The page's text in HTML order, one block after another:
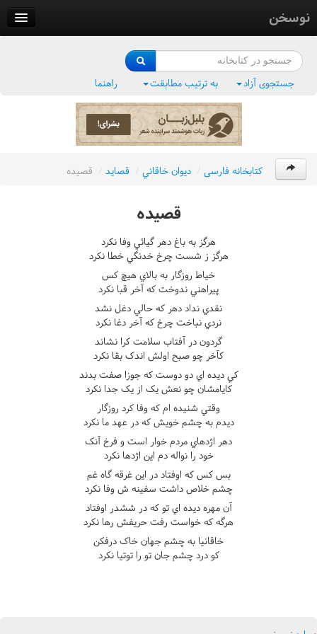
نوسخن
فرهنگ واژگان
جستجوی آزاد به ترتیب مطابقت راهنما
کتابخانه فارسی / ديوان خاقاني / قصايد / قصيده
قصيده
هرگز به باغ دهر گيائي وفا نکرد
هرگز ز شست چرخ خدنگي خطا نکرد
خياط روزگار به بالاي هيچ کس
پيراهني ندوخت که آخر قبا نکرد
نقدي نداد دهر که حالي دغل نشد
نردي نباخت چرخ که آخر دغا نکرد
گردون در آفتاب سلامت کرا نشاند
کآخر چو صبح اولش اندک بقا نکرد
کي ديده اي دو دوست که جوزا صفت بدند
کايامشان چو نعش يک از يک جدا نکرد
وقتي شنيده ام که وفا کرد روزگار
ديدم به چشم خويش که در عهد ما نکرد
دهر اژدهاي مردم خوار است و فرخ آنک
خود را نواله دم اين اژدها نکرد
بس کس که اوفتاد در اين غرقه گاه غم
چشم خلاص داشت سفينه ش وفا نکرد
آن مهره ديده اي تو که در ششدر اوفتاد
هرگه که خواست رفت حريفش رها نکرد
خاقانيا به چشم جهان خاک درفکن
کو درد چشم جان تو را توتيا نکرد